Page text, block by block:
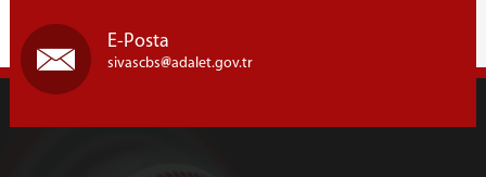
E-Posta
sivascbs adalet.gov.tr